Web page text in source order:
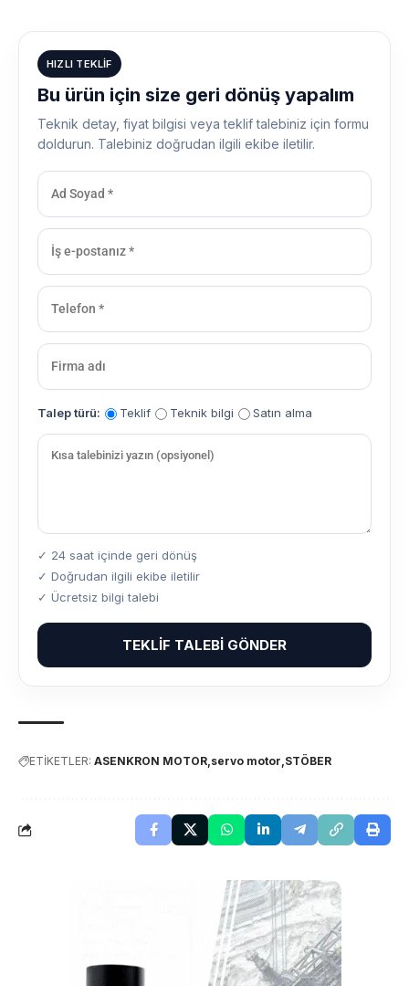
HIZLI TEKLIF
Bu ürün için size geri dönüş yapalım
Teknik detay, fiyat bilgisi veya teklif talebiniz için formu
doldurun. Talebiniz doğrudan ilgili ekibe iletilir.
Talep türü: Teklif Teknik bilgi Satın alma
✓ 24 saat içinde geri dönüş
✓ Doğrudan ilgili ekibe iletilir
✓ Ücretsiz bilgi talebi
TEKLIF TALEBI GÖNDER
ETİKETLER: ASENKRON MOTOR servo motor STÖBER